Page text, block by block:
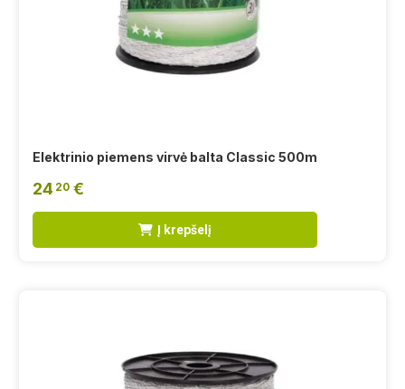
Elektrinio piemens virvė balta Classic 500m
24 20 €
Į krepšelį